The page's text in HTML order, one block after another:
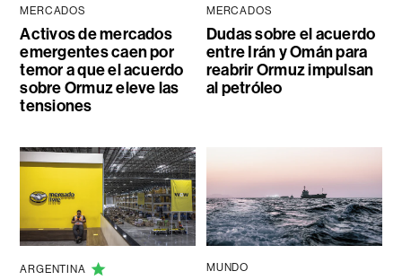
MERCADOS
Activos de mercados
emergentes caen por
temor a que el acuerdo
sobre Ormuz eleve las
tensiones
MERCADOS
Dudas sobre el acuerdo
entre Irán y Omán para
reabrir Ormuz impulsan
al petróleo
ARGENTINA MUNDO